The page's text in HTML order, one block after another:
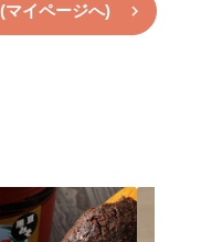
マイページへ)